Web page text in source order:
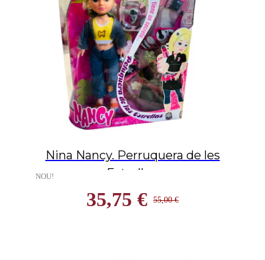
NOU!
Nina Nancy. Perruquera de les
Estrelles.
55,00 €
35,75 €